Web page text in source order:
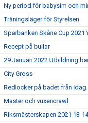
Ny period för babysim och
Träningsläger för Styrelsen
Sparbanken Skåne Cup 2021
Recept på bullar
29 Januari 2022 Utbildning
City Gross
Redlocker på badet från idag.
Master och vuxencrawl
Riksmästerskapen 2021 13-